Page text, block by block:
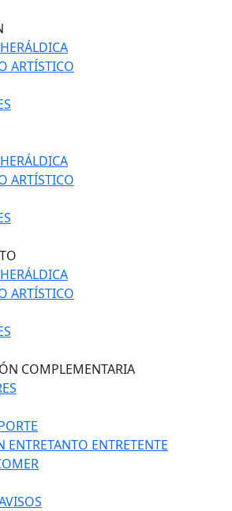
ARTÍSTICO
ARTÍSTICO
ARTÍSTICO
COMPLEMENTARIA
ENTRETANTO ENTRETENTE